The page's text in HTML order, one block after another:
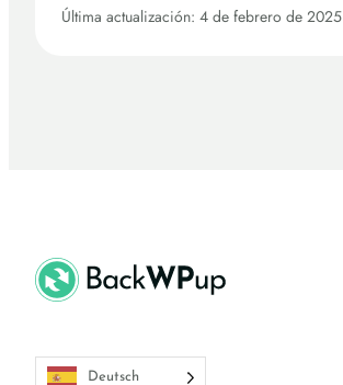
Última actualización: 4 de febrero de 2025
Deutsch